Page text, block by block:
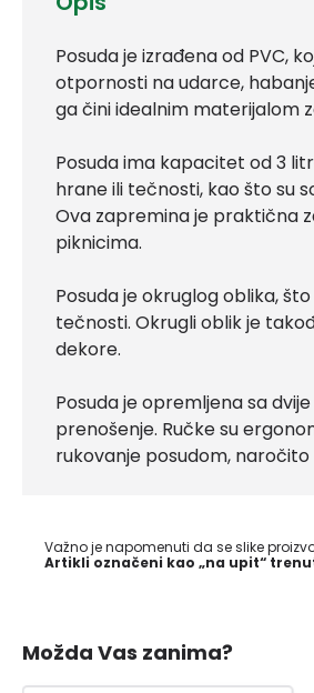
Posuda je izrađena od PVC,
otpornosti na udarce,
ga čini idealnim materijalom
Posuda ima kapacitet od 3
hrane ili tečnosti, kao što su
Ova zapremina je praktična
piknicima.
Posuda je okruglog oblika,
tečnosti. Okrugli oblik je
dekore.
Posuda je opremljena sa
prenošenje. Ručke su
rukovanje posudom,
Važno je napomenuti da se slike
Artikli označeni kao „na upit“
Možda Vas zanima?